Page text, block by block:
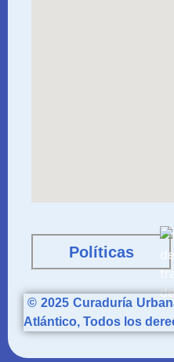
Políticas
© 2025 Curaduría
Atlántico, Todos los